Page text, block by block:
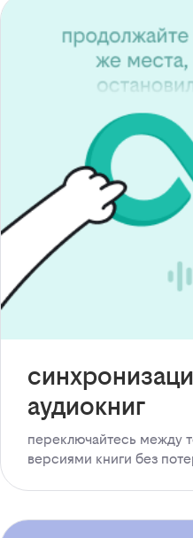
аудиокниг
переключайтесь между
версиями книги без